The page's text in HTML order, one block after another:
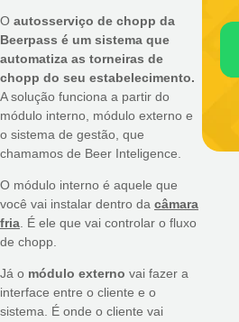
O autosserviço de chopp da
Beerpass é um sistema que
automatiza as torneiras de
chopp do seu estabelecimento.
A solução funciona a partir do
módulo interno, módulo externo e
o sistema de gestão, que
chamamos de Beer Inteligence.
O módulo interno é aquele que
você vai instalar dentro da câmara
fria . É ele que vai controlar o fluxo
de chopp.
Já o módulo externo vai fazer a
interface entre o cliente e o
sistema. É onde o cliente vai